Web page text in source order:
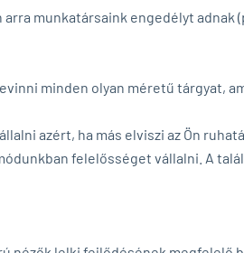
munkatársaink engedélyt adnak
minden olyan méretű tárgyat,
azért, ha más elviszi az Ön
felelősséget vállalni. A